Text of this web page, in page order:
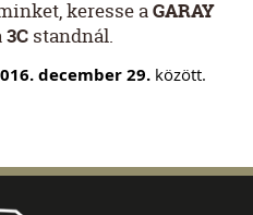
keresse aGARAY
3C standnál.
december 29. között.